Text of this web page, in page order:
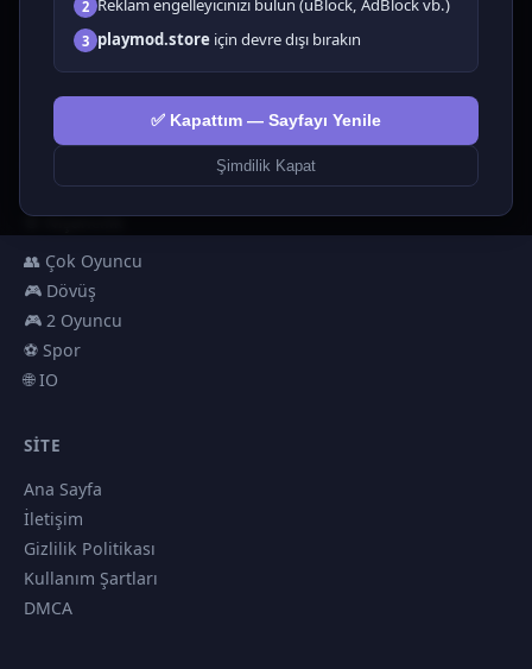
2 Reklam engelleyicinizi bulun (uBlock, AdBlock vb.)
3 playmod.store için devre dışı bırakın
✅ Kapattım — Sayfayı Yenile
Şimdilik Kapat
🎮 Tıklayıcı
💅 Kızlar
🕹️ Arcade
🎮 Hypercasual
🎮 Erkekler
🎯 Nişancılık
👥 Çok Oyuncu
🎮 Dövüş
🎮 2 Oyuncu
⚽ Spor
🌐 IO
SITE
Ana Sayfa
İletişim
Gizlilik Politikası
Kullanım Şartları
DMCA